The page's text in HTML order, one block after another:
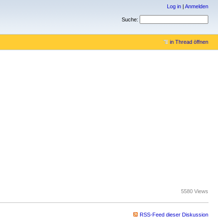
Log in | Anmelden
Suche:
in Thread öffnen
5580 Views
RSS-Feed dieser Diskussion